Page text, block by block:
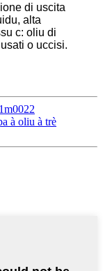
di uscita
alta
c: oliu di
o uccisi.
à oliu à trè